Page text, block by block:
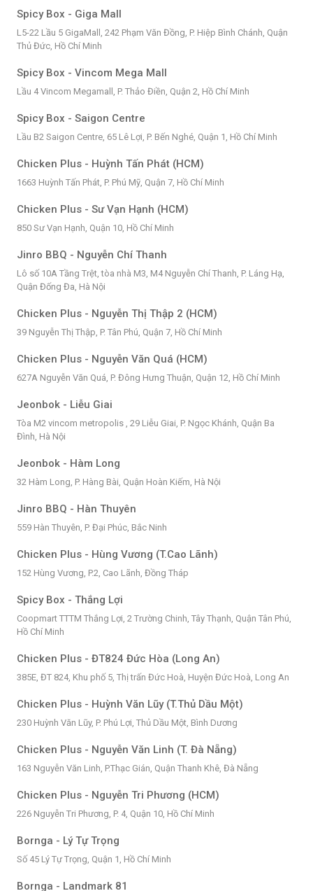
Spicy Box - Giga Mall
L5-22 Lầu 5 GigaMall, 242 Phạm Văn Đồng, P. Hiệp Bình Chánh, Quận
Thủ Đức, Hồ Chí Minh
Spicy Box - Vincom Mega Mall
Lầu 4 Vincom Megamall, P. Thảo Điền, Quận 2, Hồ Chí Minh
Spicy Box - Saigon Centre
Lầu B2 Saigon Centre, 65 Lê Lợi, P. Bến Nghé, Quận 1, Hồ Chí Minh
Chicken Plus - Huỳnh Tấn Phát (HCM)
1663 Huỳnh Tấn Phát, P. Phú Mỹ, Quận 7, Hồ Chí Minh
Chicken Plus - Sư Vạn Hạnh (HCM)
850 Sư Vạn Hạnh, Quận 10, Hồ Chí Minh
Jinro BBQ - Nguyễn Chí Thanh
Lô số 10A Tầng Trệt, tòa nhà M3, M4 Nguyễn Chí Thanh, P. Láng Hạ,
Quận Đống Đa, Hà Nội
Chicken Plus - Nguyễn Thị Thập 2 (HCM)
39 Nguyễn Thị Thập, P. Tân Phú, Quận 7, Hồ Chí Minh
Chicken Plus - Nguyễn Văn Quá (HCM)
627A Nguyễn Văn Quá, P. Đông Hưng Thuận, Quận 12, Hồ Chí Minh
Jeonbok - Liễu Giai
Tòa M2 vincom metropolis , 29 Liễu Giai, P. Ngọc Khánh, Quận Ba
Đình, Hà Nội
Jeonbok - Hàm Long
32 Hàm Long, P. Hàng Bài, Quận Hoàn Kiếm, Hà Nội
Jinro BBQ - Hàn Thuyên
559 Hàn Thuyên, P. Đại Phúc, Bắc Ninh
Chicken Plus - Hùng Vương (T.Cao Lãnh)
152 Hùng Vương, P.2, Cao Lãnh, Đồng Tháp
Spicy Box - Thắng Lợi
Coopmart TTTM Thắng Lợi, 2 Trường Chinh, Tây Thạnh, Quận Tân Phú,
Hồ Chí Minh
Chicken Plus - ĐT824 Đức Hòa (Long An)
385E, ĐT 824, Khu phố 5, Thị trấn Đức Hoà, Huyện Đức Hoà, Long An
Chicken Plus - Huỳnh Văn Lũy (T.Thủ Dầu Một)
230 Huỳnh Văn Lũy, P. Phú Lợi, Thủ Dầu Một, Bình Dương
Chicken Plus - Nguyễn Văn Linh (T. Đà Nẵng)
163 Nguyễn Văn Linh, P.Thạc Gián, Quận Thanh Khê, Đà Nẵng
Chicken Plus - Nguyễn Tri Phương (HCM)
226 Nguyễn Tri Phương, P. 4, Quận 10, Hồ Chí Minh
Bornga - Lý Tự Trọng
Số 45 Lý Tự Trọng, Quận 1, Hồ Chí Minh
Bornga - Landmark 81